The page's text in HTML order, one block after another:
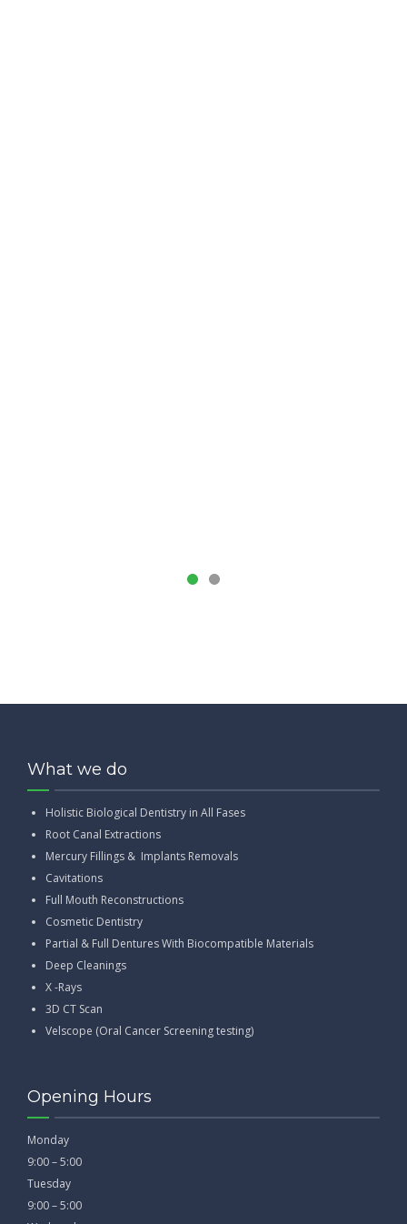
What we do
Holistic Biological Dentistry in All Fases
Root Canal Extractions
Mercury Fillings & Implants Removals
Cavitations
Full Mouth Reconstructions
Cosmetic Dentistry
Partial & Full Dentures With Biocompatible Materials
Deep Cleanings
X -Rays
3D CT Scan
Velscope (Oral Cancer Screening testing)
Opening Hours
Monday
9:00 – 5:00
Tuesday
9:00 – 5:00